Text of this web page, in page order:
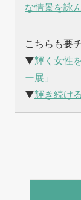
な情景を詠
こちらも要
▼輝く女性
ー展」
▼輝き続け